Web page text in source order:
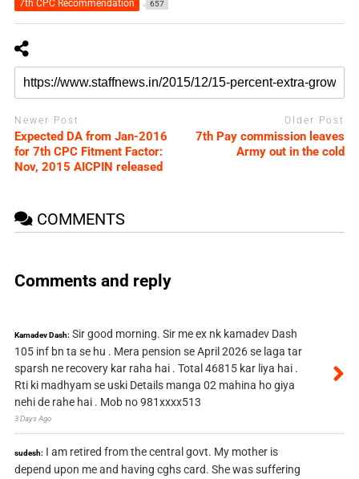
7th CPC Recommendation 657
Newer Post
Expected DA from Jan-2016
for 7th CPC Fitment Factor:
Nov, 2015 AICPIN released
Older Post
7th Pay commission leaves
Army out in the cold
COMMENTS
Comments and reply
Kamadev Dash: Sir good morning. Sir me ex nk kamadev Dash
105 inf bn ta se hu . Mera pension se April 2026 se laga tar
sparsh ne recovery kar raha hai . Total 46815 kar liya hai .
Rti ki madhyam se uski Details manga 02 mahina ho giya
nehi de rahe hai . Mob no 981xxxx513
3 Days Ago
sudesh: I am retired from the central govt. My mother is
depend upon me and having cghs card. She was suffering